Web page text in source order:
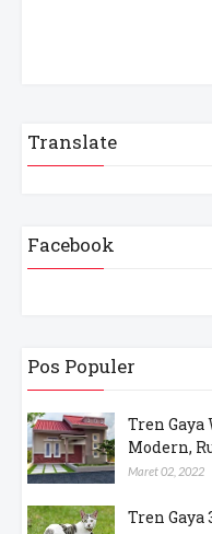
Translate
Facebook
Pos Populer
Tren
Modern,
Maret 02, 2022
Tren Gaya